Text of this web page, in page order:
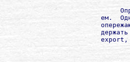
ем.